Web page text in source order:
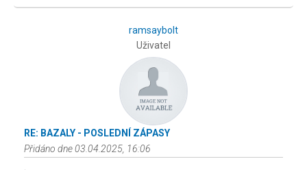
ramsaybolt
Uživatel
RE: BAZALY - POSLEDNÍ ZÁPASY
Přidáno dne 03.04.2025, 16:06